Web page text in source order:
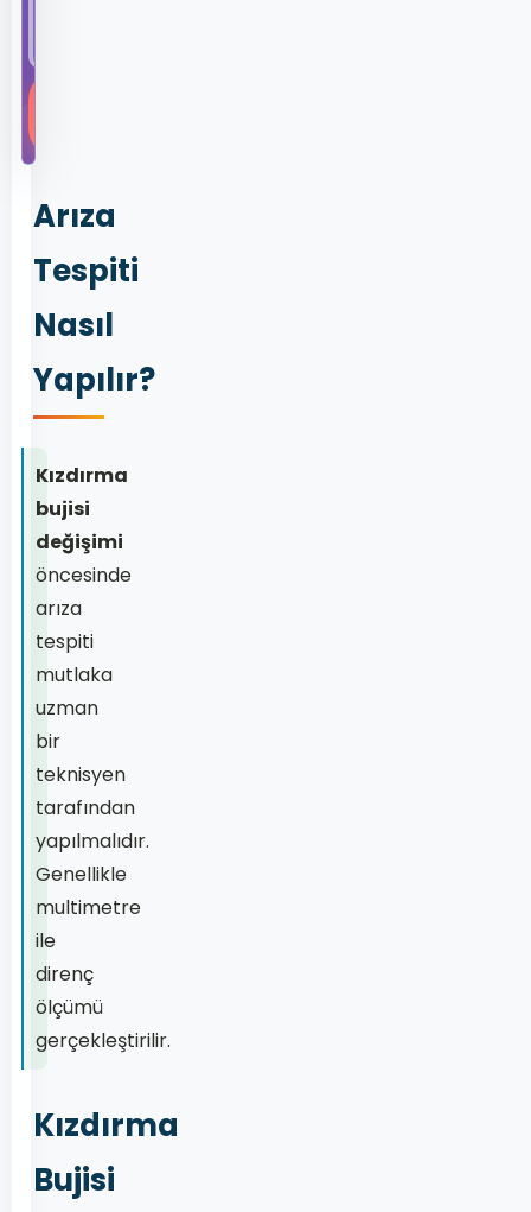
Arıza
Tespiti
Nasıl
Yapılır?
Kızdırma
bujisi
değişimi
öncesinde
arıza
tespiti
mutlaka
uzman
bir
teknisyen
tarafından
yapılmalıdır.
Genellikle
multimetre
ile
direnç
ölçümü
gerçekleştirilir.
Kızdırma
Bujisi